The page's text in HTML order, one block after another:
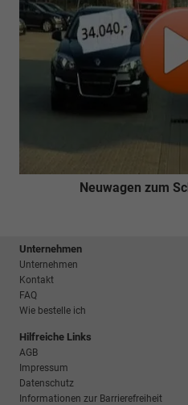
Neuwagen zum
Unternehmen
Unternehmen
Kontakt
FAQ
Wie bestelle ich
Hilfreiche Links
AGB
Impressum
Datenschutz
Informationen zur Barrierefreiheit